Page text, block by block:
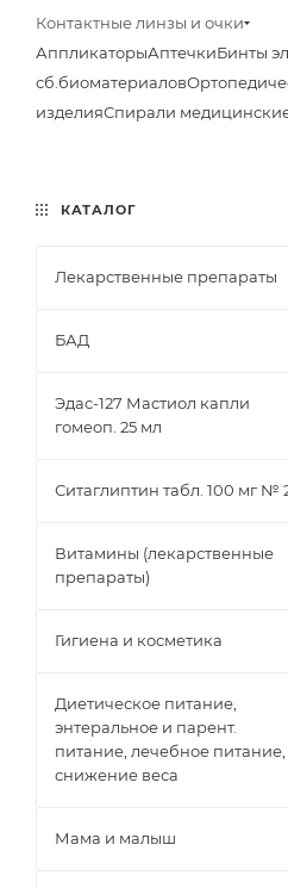
Контактные линзы и очки
АппликаторыАптечкиБинты
сб.биоматериалов
изделияСпирали
КАТАЛОГ
Лекарственные препараты
БАД
Эдас-127 Мастиол капли
гомеоп. 25 мл
Ситаглиптин табл. 100 мг №
Витамины (лекарственные
препараты)
Гигиена и косметика
Диетическое питание,
энтеральное и парент.
питание, лечебное питание,
снижение веса
Мама и малыш